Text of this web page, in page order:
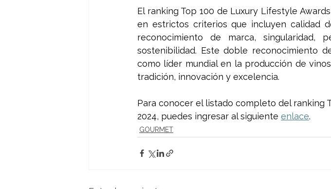
El ranking Top 100 de Luxury Lifestyle
en estrictos criterios que incluyen calidad
reconocimiento de marca, singularidad,
sostenibilidad. Este doble reconocimiento
como líder mundial en la producción de
tradición, innovación y excelencia.
Para conocer el listado completo del ranking
2024, puedes ingresar al siguiente enlace.
GOURMET